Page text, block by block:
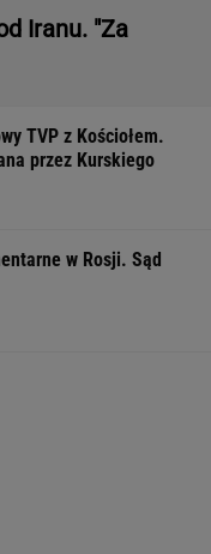
Iranu. "Za
TVP z Kościołem.
przez Kurskiego
w Rosji. Sąd